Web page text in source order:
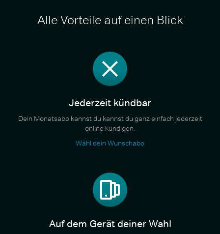
Alle Vorteile auf einen Blick
Jederzeit kündbar
Dein Monatsabo kannst du kannst du ganz einfach jederzeit
online kündigen.
Wähl dein Wunschabo
Auf dem Gerät deiner Wahl